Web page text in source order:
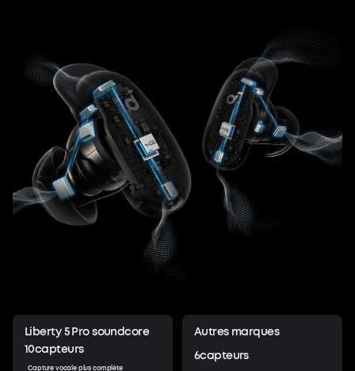
Liberty 5 Pro soundcore
10capteurs
Capture vocale plus complète
Autres marques
6capteurs